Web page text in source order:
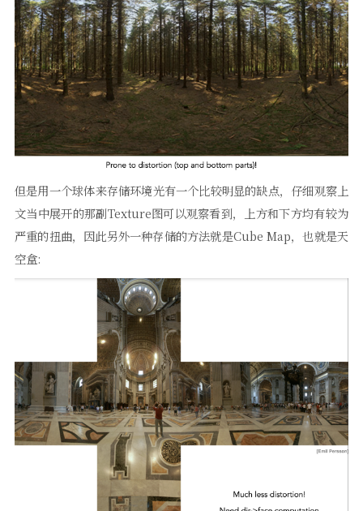
但是用一个球体来存储环境光有一个比较明显的缺点，仔细观察上
文当中展开的那副Texture图可以观察看到，上方和下方均有较为
严重的扭曲，因此另外一种存储的方法就是Cube Map，也就是天
空盒: